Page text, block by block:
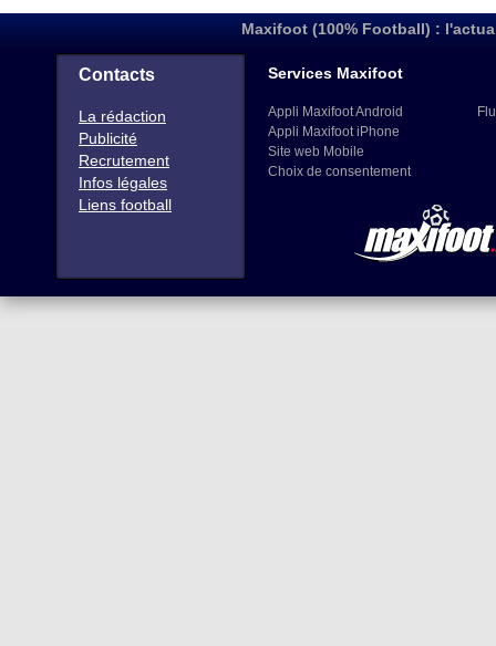
Maxifoot (100% Football) :
Contacts
La rédaction
Publicité
Recrutement
Infos légales
Liens football
Services Maxifoot
Appli Maxifoot Android
Appli Maxifoot iPhone
Site web Mobile
Choix de consentement